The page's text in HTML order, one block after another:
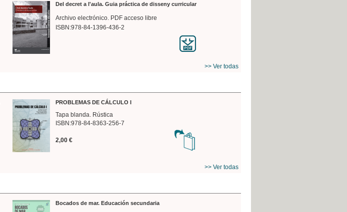
Del decret a l'aula. Guia práctica de disseny curricular
Archivo electrónico. PDF acceso libre
ISBN:978-84-1396-436-2
>> Ver todas
PROBLEMAS DE CÁLCULO I
Tapa blanda. Rústica
ISBN:978-84-8363-256-7
2,00 €
>> Ver todas
Bocados de mar. Educación secundaria